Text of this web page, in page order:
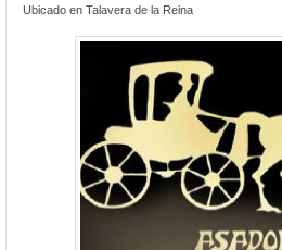
Ubicado en Talavera de la Reina